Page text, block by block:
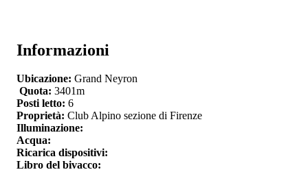
Informazioni
Ubicazione: Grand Neyron
Quota: 3401m
Posti letto: 6
Proprietà: Club Alpino sezione di Firenze
Illuminazione:
Acqua:
Ricarica dispositivi:
Libro del bivacco: